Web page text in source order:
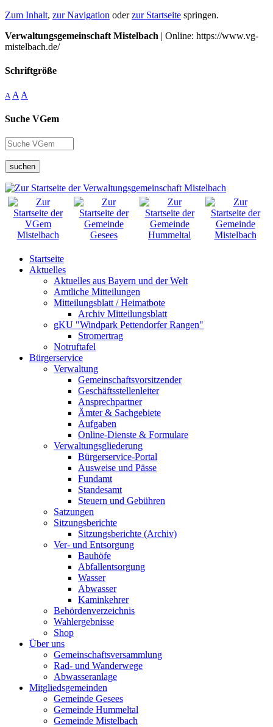
Zum Inhalt, zur Navigation oderzur Startseite springen.
Verwaltungsgemeinschaft Mistelbach | Online: https://www.vg-
mistelbach.de/
Schriftgröße
A A A
Suche VGem
suchen
Startseite
Aktuelles
Aktuelles aus Bayern und der Welt
Amtliche Mitteilungen
Mitteilungsblatt / Heimatbote
Archiv Mitteilungsblatt
gKU "Windpark Pettendorfer Rangen"
Stromertrag
Notruftafel
Bürgerservice
Verwaltung
Gemeinschaftsvorsitzender
Geschäftsstellenleiter
Ansprechpartner
Ämter & Sachgebiete
Aufgaben
Online-Dienste & Formulare
Verwaltungsgliederung
Bürgerservice-Portal
Ausweise und Pässe
Fundamt
Standesamt
Steuern und Gebühren
Satzungen
Sitzungsberichte
Sitzungsberichte (Archiv)
Ver- und Entsorgung
Bauhöfe
Abfallentsorgung
Wasser
Abwasser
Kaminkehrer
Behördenverzeichnis
Wahlergebnisse
Shop
Über uns
Gemeinschaftsversammlung
Rad- und Wanderwege
Abwasseranlage
Mitgliedsgemeinden
Gemeinde Gesees
Gemeinde Hummeltal
Gemeinde Mistelbach